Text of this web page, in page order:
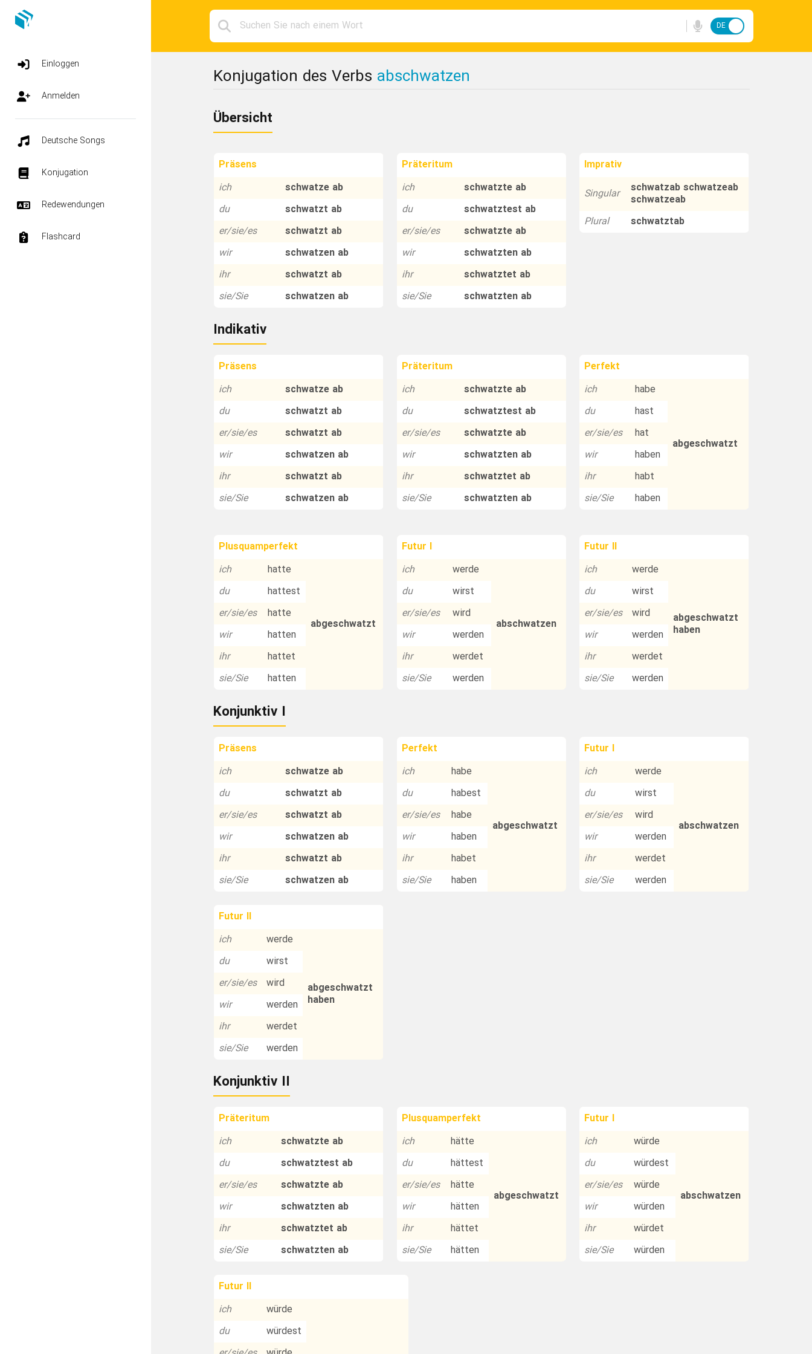
Einloggen
Anmelden
Deutsche Songs
Konjugation
Redewendungen
Flashcard
FA
DE
Konjugation des Verbs abschwatzen
Übersicht
Präsens
ich
schwatze ab
du
schwatzt ab
er/sie/es
schwatzt ab
wir
schwatzen ab
ihr
schwatzt ab
sie/Sie
schwatzen ab
Präteritum
ich
schwatzte ab
du
schwatztest ab
er/sie/es
schwatzte ab
wir
schwatzten ab
ihr
schwatztet ab
sie/Sie
schwatzten ab
Imprativ
Singular
schwatzab schwatzeab
schwatzeab
Plural
schwatztab
Indikativ
Präsens
ich
schwatze ab
du
schwatzt ab
er/sie/es
schwatzt ab
wir
schwatzen ab
ihr
schwatzt ab
sie/Sie
schwatzen ab
Präteritum
ich
schwatzte ab
du
schwatztest ab
er/sie/es
schwatzte ab
wir
schwatzten ab
ihr
schwatztet ab
sie/Sie
schwatzten ab
Perfekt
ich
habe
abgeschwatzt
du
hast
er/sie/es
hat
wir
haben
ihr
habt
sie/Sie
haben
Plusquamperfekt
ich
hatte
abgeschwatzt
du
hattest
er/sie/es
hatte
wir
hatten
ihr
hattet
sie/Sie
hatten
Futur I
ich
werde
abschwatzen
du
wirst
er/sie/es
wird
wir
werden
ihr
werdet
sie/Sie
werden
Futur II
ich
werde
abgeschwatzt
haben
du
wirst
er/sie/es
wird
wir
werden
ihr
werdet
sie/Sie
werden
Konjunktiv I
Präsens
ich
schwatze ab
du
schwatzt ab
er/sie/es
schwatzt ab
wir
schwatzen ab
ihr
schwatzt ab
sie/Sie
schwatzen ab
Perfekt
ich
habe
abgeschwatzt
du
habest
er/sie/es
habe
wir
haben
ihr
habet
sie/Sie
haben
Futur I
ich
werde
abschwatzen
du
wirst
er/sie/es
wird
wir
werden
ihr
werdet
sie/Sie
werden
Futur II
ich
werde
abgeschwatzt
haben
du
wirst
er/sie/es
wird
wir
werden
ihr
werdet
sie/Sie
werden
Konjunktiv II
Präteritum
ich
schwatzte ab
du
schwatztest ab
er/sie/es
schwatzte ab
wir
schwatzten ab
ihr
schwatztet ab
sie/Sie
schwatzten ab
Plusquamperfekt
ich
hätte
abgeschwatzt
du
hättest
er/sie/es
hätte
wir
hätten
ihr
hättet
sie/Sie
hätten
Futur I
ich
würde
abschwatzen
du
würdest
er/sie/es
würde
wir
würden
ihr
würdet
sie/Sie
würden
Futur II
ich
würde
du
würdest